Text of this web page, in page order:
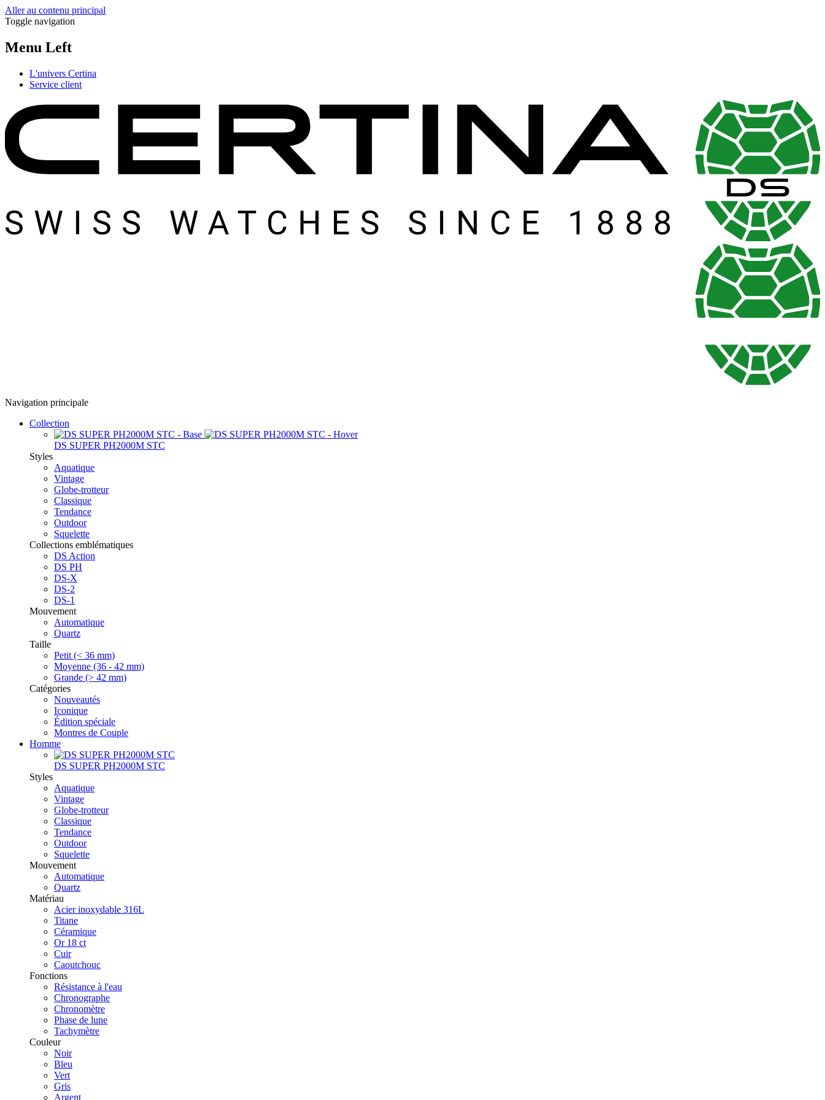
Aller au contenu principal
Toggle navigation
Menu Left
L'univers Certina
Service client
Navigation principale
Collection
DS SUPER PH2000M STC
Styles
Aquatique
Vintage
Globe-trotteur
Classique
Tendance
Outdoor
Squelette
Collections emblématiques
DS Action
DS PH
DS-X
DS-2
DS-1
Mouvement
Automatique
Quartz
Taille
Petit (< 36 mm)
Moyenne (36 - 42 mm)
Grande (> 42 mm)
Catégories
Nouveautés
Iconique
Édition spéciale
Montres de Couple
Homme
DS SUPER PH2000M STC
Styles
Aquatique
Vintage
Globe-trotteur
Classique
Tendance
Outdoor
Squelette
Mouvement
Automatique
Quartz
Matériau
Acier inoxydable 316L
Titane
Céramique
Or 18 ct
Cuir
Caoutchouc
Fonctions
Résistance à l'eau
Chronographe
Chronomètre
Phase de lune
Tachymètre
Couleur
Noir
Bleu
Vert
Gris
Argent